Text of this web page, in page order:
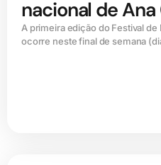
nacional de Ana
A primeira edição do Festival
ocorre neste final de semana